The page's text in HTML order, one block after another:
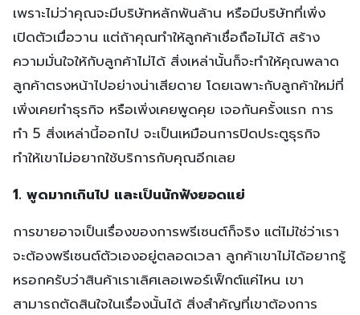
เพราะไม่ว่าคุณจะมีบริษัทหลักพันล้าน หรือมีบริษัทที่เพิ่ง
เปิดตัวเมื่อวาน แต่ถ้าคุณทำให้ลูกค้าเชื่อถือไม่ได้ สร้าง
ความมั่นใจให้กับลูกค้าไม่ได้ สิ่งเหล่านั้นก็จะทำให้คุณพลาด
ลูกค้าตรงหน้าไปอย่างน่าเสียดาย โดยเฉพาะกับลูกค้าใหม่ที่
เพิ่งเคยทำธุรกิจ หรือเพิ่งเคยพูดคุย เจอกันครั้งแรก การ
ทำ 5 สิ่งเหล่านี้ออกไป จะเป็นเหมือนการปิดประตูธุรกิจ
ทำให้เขาไม่อยากใช้บริการกับคุณอีกเลย
1. พูดมากเกินไป และเป็นนักฟังยอดแย่
การขายอาจเป็นเรื่องของการพรีเซนต์ก็จริง แต่ไม่ใช่ว่าเรา
จะต้องพรีเซนต์ตัวเองอยู่ตลอดเวลา ลูกค้าเขาไม่ได้อยากรู้
หรอกครับว่าสินค้าเราเลิศเลอเพอร์เฟ็กต์แค่ไหน เขา
สามารถตัดสินใจในเรื่องนั้นได้ สิ่งสำคัญที่เขาต้องการ